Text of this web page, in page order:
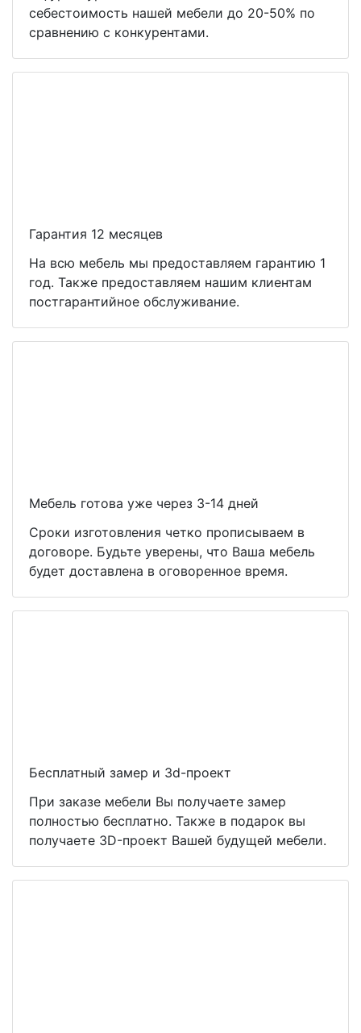
себестоимость нашей мебели до 20-50% по
сравнению с конкурентами.
Гарантия 12 месяцев
На всю мебель мы предоставляем гарантию 1
год. Также предоставляем нашим клиентам
постгарантийное обслуживание.
Мебель готова уже через 3-14 дней
Сроки изготовления четко прописываем в
договоре. Будьте уверены, что Ваша мебель
будет доставлена в оговоренное время.
Бесплатный замер и 3d-проект
При заказе мебели Вы получаете замер
полностью бесплатно. Также в подарок вы
получаете 3D-проект Вашей будущей мебели.